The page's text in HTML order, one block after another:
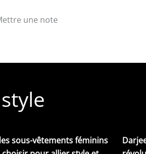
une note
sous-vêtements féminins